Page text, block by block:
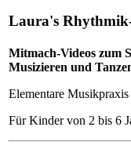
Laura's
Mitmach-Videos zum
Musizieren und
Elementare
Für Kinder von 2 bis 6